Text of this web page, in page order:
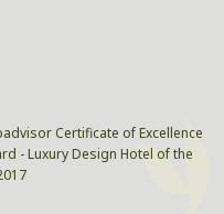
Certificate of Excellence
- Luxury Design Hotel of the